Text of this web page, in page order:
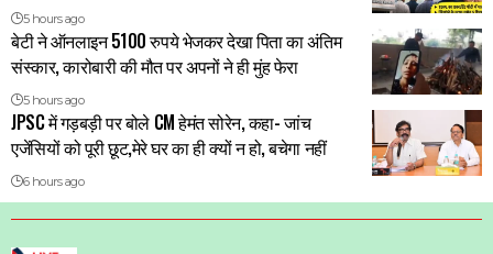
5 hours ago
बेटी ने ऑनलाइन 5100 रुपये भेजकर देखा पिता का अंतिम
संस्कार, कारोबारी की मौत पर अपनों ने ही मुंह फेरा
5 hours ago
JPSC में गड़बड़ी पर बोले CM हेमंत सोरेन, कहा- जांच
एजेंसियों को पूरी छूट,मेरे घर का ही क्यों न हो, बचेगा नहीं
6 hours ago